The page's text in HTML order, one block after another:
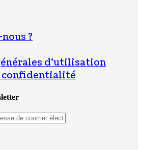
?
d’utilisation